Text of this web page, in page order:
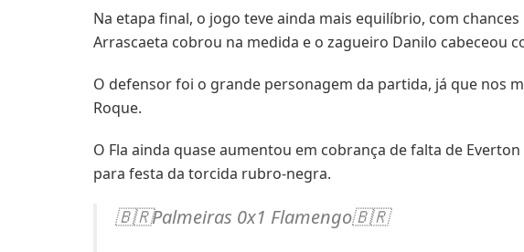
Na etapa final, o jogo teve ainda mais equilíbrio, com
Arrascaeta cobrou na medida e o zagueiro Danilo cabeceou
O defensor foi o grande personagem da partida, já que nos
Roque.
O Fla ainda quase aumentou em cobrança de falta de
para festa da torcida rubro-negra.
🇧🇷Palmeiras 0x1 Flamengo🇧🇷